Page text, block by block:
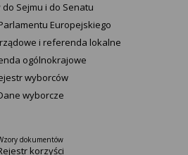
Sejmu i do Senatu
Europejskiego
i referenda lokalne
ogólnokrajowe
wyborców
wyborcze
dokumentów
korzyści